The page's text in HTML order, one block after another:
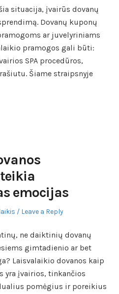
situacija, įvairūs dovanų
Dovanų kuponų
ar juvelyriniams
pramogos gali būti:
SPA procedūros,
Šiame straipsnyje
emocijas
Leave a Reply
ne daiktinių dovanų
gimtadienio ar bet
Laisvalaikio dovanos kaip
yra įvairios, tinkančios
pomėgius ir poreikius